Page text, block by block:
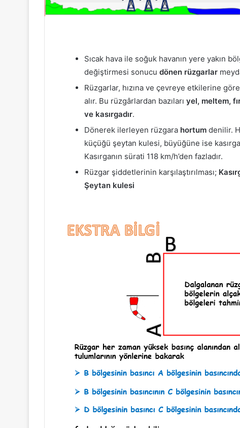
Sıcak hava ile soğuk havanın yere yakın
değiştirmesi sonucudönen rüzgarlar
Rüzgarlar, hızına ve çevreye etkilerine
alır. Bu rüzgârlardan bazılarıyel, meltem,
ve kasırgadır.
Dönerek ilerleyen rüzgara hortum denilir.
küçüğü şeytan kulesi, büyüğüne ise
Kasırganın sürati 118 km/h’den fazladır.
Rüzgar şiddetlerinin karşılaştırılması;
Şeytan kulesi